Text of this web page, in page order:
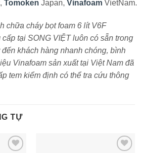
Tomoken Japan, Vinafoam VietNam.
chữa cháy bọt foam 6 lít V6F
tại SONG VIỆT luôn có sẵn trong
khách hàng nhanh chóng, bình
Vinafoam sản xuất tại Việt Nam đã
tem kiểm định có thể tra cứu thông
TỰ